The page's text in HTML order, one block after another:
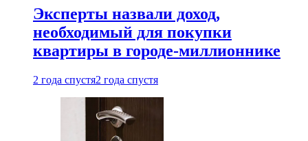
Эксперты назвали доход,
необходимый для покупки
квартиры в городе-миллионнике
2 года спустя2 года спустя